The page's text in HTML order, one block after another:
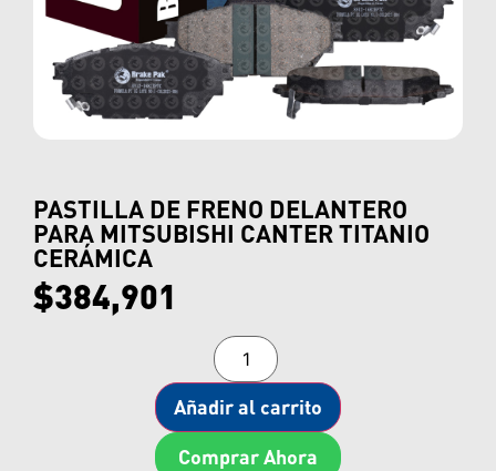
PASTILLA DE FRENO DELANTERO
PARA MITSUBISHI CANTER TITANIO
CERÁMICA
$384,901
Añadir al carrito
Comprar Ahora